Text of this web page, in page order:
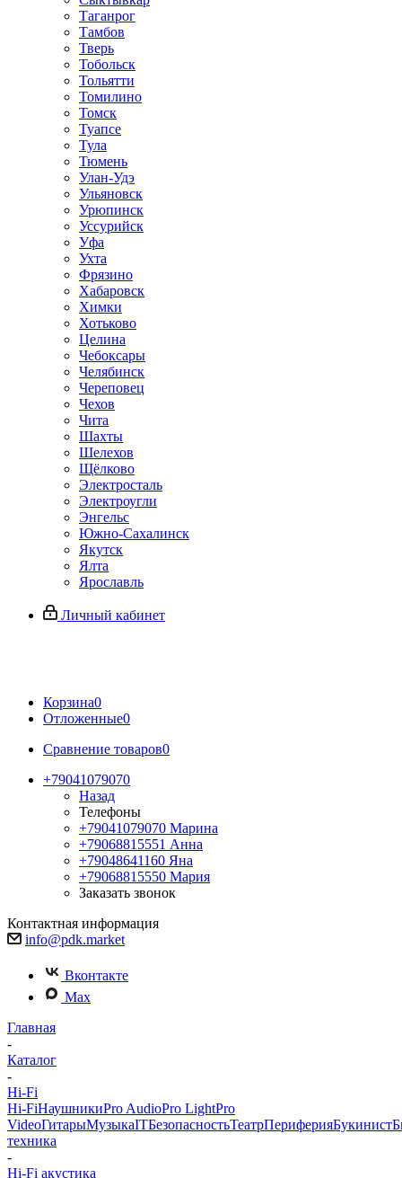
Таганрог
Тамбов
Тверь
Тобольск
Тольятти
Томилино
Томск
Туапсе
Тула
Тюмень
Улан-Удэ
Ульяновск
Урюпинск
Уссурийск
Уфа
Ухта
Фрязино
Хабаровск
Химки
Хотьково
Целина
Чебоксары
Челябинск
Череповец
Чехов
Чита
Шахты
Шелехов
Щёлково
Электросталь
Электроугли
Энгельс
Южно-Сахалинск
Якутск
Ялта
Ярославль
Личный кабинет
Корзина0
Отложенные0
Сравнение товаров0
+79041079070
Назад
Телефоны
+79041079070 Марина
+79068815551 Анна
+79048641160 Яна
+79068815550 Мария
Заказать звонок
Контактная информация
info@pdk.market
Вконтакте
Max
Главная
-
Каталог
-
Hi-Fi
Hi-FiНаушникиPro AudioPro LightPro
VideoГитарыМузыкаITБезопасностьТеатрПериферияБукинист
техника
-
Hi-Fi акустика